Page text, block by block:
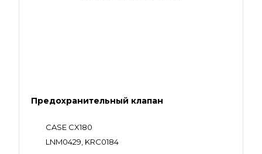
Предохранительный клапан
CASE CX180
LNM0429, KRC0184